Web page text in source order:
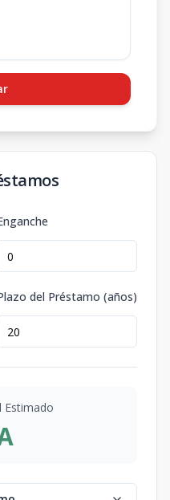
del Préstamo (años)
Estimado